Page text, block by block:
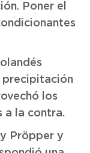
Poner el
precipitación
los
a la contra.
Pröpper y